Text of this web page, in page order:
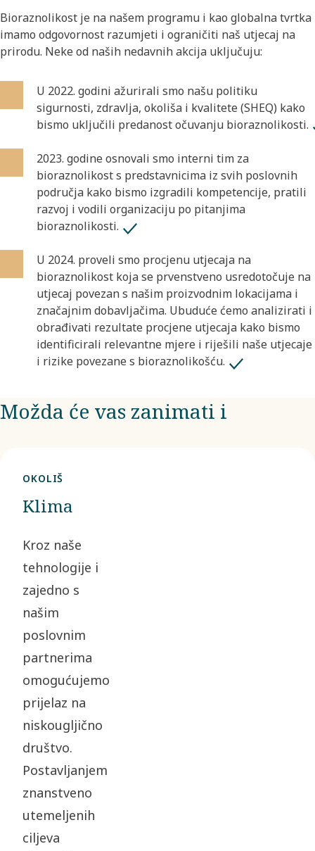
Bioraznolikost je na našem programu i kao globalna tvrtka
imamo odgovornost razumjeti i ograničiti naš utjecaj na
prirodu. Neke od naših nedavnih akcija uključuju:
U 2022. godini ažurirali smo našu politiku
sigurnosti, zdravlja, okoliša i kvalitete (SHEQ) kako
bismo uključili predanost očuvanju bioraznolikosti.
2023. godine osnovali smo interni tim za
bioraznolikost s predstavnicima iz svih poslovnih
područja kako bismo izgradili kompetencije, pratili
razvoj i vodili organizaciju po pitanjima
bioraznolikosti.
U 2024. proveli smo procjenu utjecaja na
bioraznolikost koja se prvenstveno usredotočuje na
utjecaj povezan s našim proizvodnim lokacijama i
značajnim dobavljačima. Ubuduće ćemo analizirati i
obrađivati rezultate procjene utjecaja kako bismo
identificirali relevantne mjere i riješili naše utjecaje
i rizike povezane s bioraznolikošću.
Možda će vas zanimati i
OKOLIŠ
Klima
Kroz naše
tehnologije i
zajedno s
našim
poslovnim
partnerima
omogućujemo
prijelaz na
niskougljično
društvo.
Postavljanjem
znanstveno
utemeljenih
ciljeva